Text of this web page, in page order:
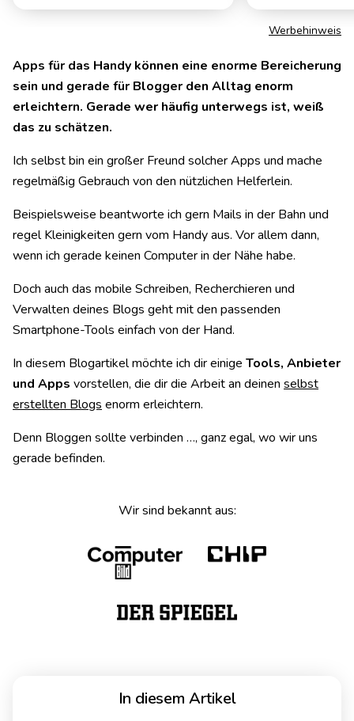
Wir sind bekannt aus:
Werbehinweis
Apps für das Handy können eine enorme Bereicherung
sein und gerade für Blogger den Alltag enorm
erleichtern. Gerade wer häufig unterwegs ist, weiß
das zu schätzen.
Ich selbst bin ein großer Freund solcher Apps und mache
regelmäßig Gebrauch von den nützlichen Helferlein.
Beispielsweise beantworte ich gern Mails in der Bahn und
regel Kleinigkeiten gern vom Handy aus. Vor allem dann,
wenn ich gerade keinen Computer in der Nähe habe.
Doch auch das mobile Schreiben, Recherchieren und
Verwalten deines Blogs geht mit den passenden
Smartphone-Tools einfach von der Hand.
In diesem Blogartikel möchte ich dir einige Tools, Anbieter
und Apps vorstellen, die dir die Arbeit an deinen selbst
erstellten Blogs enorm erleichtern.
Denn Bloggen sollte verbinden …, ganz egal, wo wir uns
gerade befinden.
In diesem Artikel